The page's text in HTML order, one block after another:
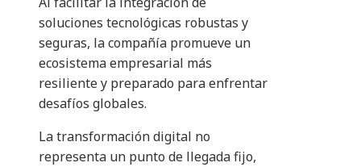
soluciones tecnológicas robustas y
seguras, la compañía promueve un
ecosistema empresarial más
resiliente y preparado para enfrentar
desafíos globales.
La transformación digital no
representa un punto de llegada fijo,